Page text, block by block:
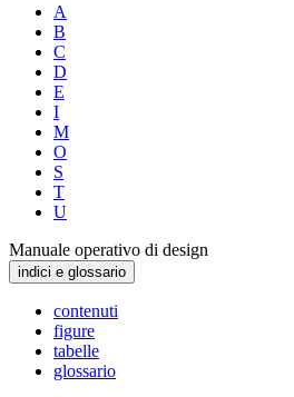
A
B
C
D
E
I
M
O
S
T
U
Manuale operativo di design
indici e glossario
contenuti
figure
tabelle
glossario